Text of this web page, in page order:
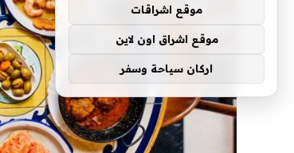
موقع اشراقات
موقع اشراق اون لاين
اركان سياحة وسفر